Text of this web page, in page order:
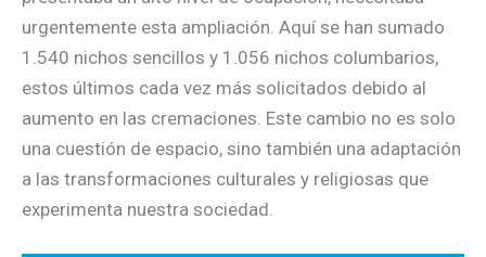
urgentemente esta ampliación. Aquí se han sumado
1.540 nichos sencillos y 1.056 nichos columbarios,
estos últimos cada vez más solicitados debido al
aumento en las cremaciones. Este cambio no es solo
una cuestión de espacio, sino también una adaptación
a las transformaciones culturales y religiosas que
experimenta nuestra sociedad.